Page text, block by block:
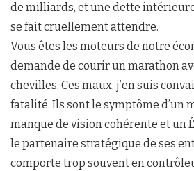
de milliards, et une dette
se fait cruellement attendre.
Vous êtes les moteurs de notre
demande de courir un marathon
chevilles. Ces maux, j’en suis
fatalité. Ils sont le symptôme d’un
manque de vision cohérente et un
le partenaire stratégique de ses
comporte trop souvent en